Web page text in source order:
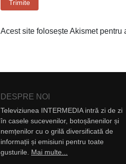
Trimite
Acest site folosește Akismet pentru
DESPRE NOI
Televiziunea INTERMEDIA intră zi de zi
în casele sucevenilor, botoșănenilor și
nemțenilor cu o grilă diversificată de
informații și emisiuni pentru toate
gusturile. Mai multe...